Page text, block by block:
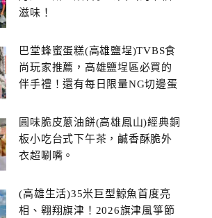
滋味！
巴堂蜂蜜蛋糕(高雄鹽埕)TVBS食
尚玩家推薦，高雄鹽埕區必買的
伴手禮！還有每日限量NG切邊蛋
圓味脆皮蔥油餅(高雄鳳山)經典銅
板小吃台式下午茶，鹹香酥脆外
衣超唰嘴。
(高雄生活)35米巨型鯨魚首度亮
相、翱翔旗津！2026旗津風箏節